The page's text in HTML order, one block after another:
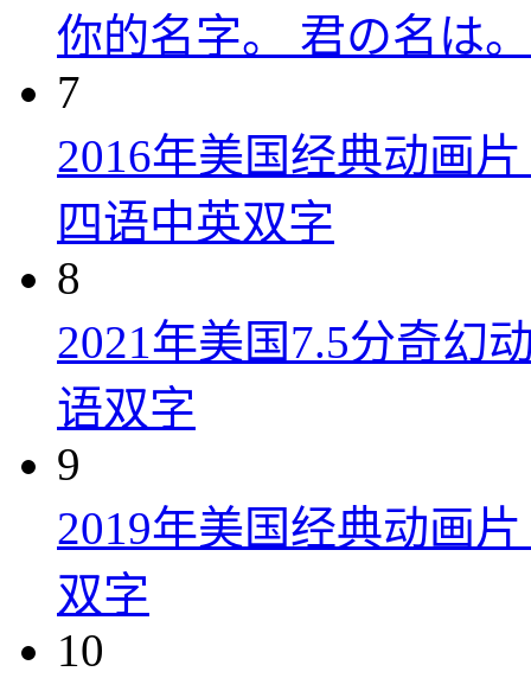
你的名字。 君の名は
7
2016年美国经典动画
四语中英双字
8
2021年美国7.5分奇幻
语双字
9
2019年美国经典动画
双字
10